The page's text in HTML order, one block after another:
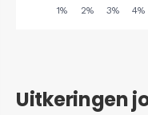
Uitkeringen